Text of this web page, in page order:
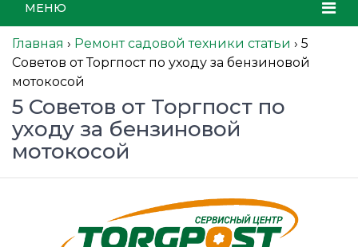
МЕНЮ
Главная › Ремонт садовой техники статьи › 5
Советов от Торгпост по уходу за бензиновой
мотокосой
5 Советов от Торгпост по
уходу за бензиновой
мотокосой